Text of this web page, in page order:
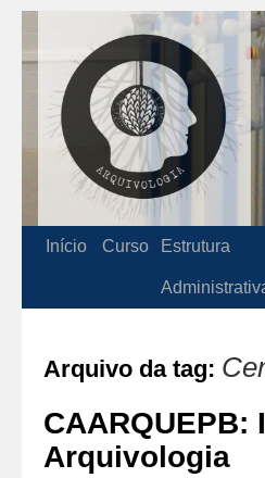
Início Curso Estrutura
Arquivo da tag:
CAARQUEPB:
Arquivologia